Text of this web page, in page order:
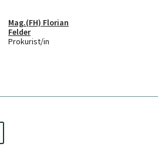
Mag.(FH) Florian
Felder
Prokurist/in